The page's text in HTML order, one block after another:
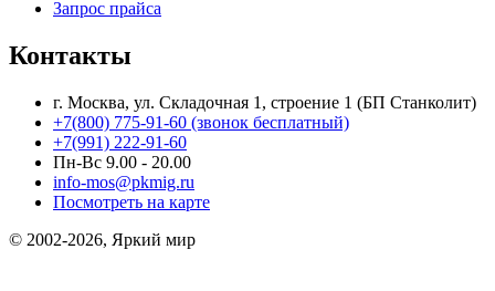
Запрос прайса
Контакты
г. Москва, ул. Складочная 1, строение 1 (БП Станколит)
+7(800) 775-91-60 (звонок бесплатный)
+7(991) 222-91-60
Пн-Вс 9.00 - 20.00
info-mos@pkmig.ru
Посмотреть на карте
© 2002-2026, Яркий мир